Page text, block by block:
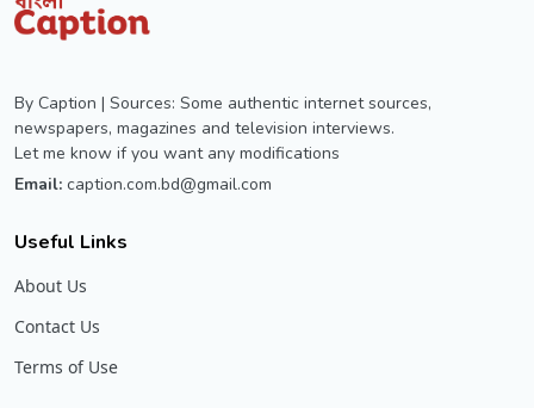
By Caption | Sources: Some authentic internet sources,
newspapers, magazines and television interviews.
Let me know if you want any modifications
Email: caption.com.bd@gmail.com
Useful Links
About Us
Contact Us
Terms of Use